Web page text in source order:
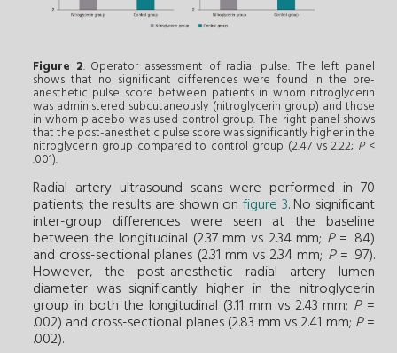
Figure 2. Operator assessment of radial pulse. The left panel
shows that no significant differences were found in the pre-
anesthetic pulse score between patients in whom nitroglycerin
was administered subcutaneously (nitroglycerin group) and those
in whom placebo was used control group. The right panel shows
that the post-anesthetic pulse score was significantly higher in the
nitroglycerin group compared to control group (2.47 vs 2.22; P<
.001).
Radial artery ultrasound scans were performed in 70
patients; the results are shown on figure 3. No significant
inter-group differences were seen at the baseline
between the longitudinal (2.37 mm vs 2.34 mm; P= .84)
and cross-sectional planes (2.31 mm vs 2.34 mm; P= .97).
However, the post-anesthetic radial artery lumen
diameter was significantly higher in the nitroglycerin
group in both the longitudinal (3.11 mm vs 2.43 mm; P=
.002) and cross-sectional planes (2.83 mm vs 2.41 mm; P=
.002).